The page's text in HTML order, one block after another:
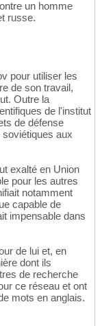
un homme
russe.
pour utiliser les
de son travail,
Outre la
de l'institut
de défense
aux
exalté en Union
pour les autres
notamment
capable de
impensable dans
de lui et, en
dont ils
de recherche
ce réseau et ont
mots en anglais.